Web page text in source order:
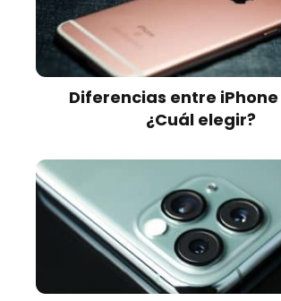
Diferencias entre iPhone
¿Cuál elegir?